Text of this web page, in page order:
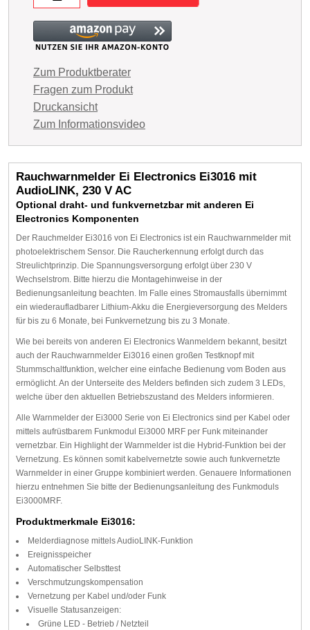
Zum Produktberater
Fragen zum Produkt
Druckansicht
Zum Informationsvideo
Rauchwarnmelder Ei Electronics Ei3016 mit
AudioLINK, 230 V AC
Optional draht- und funkvernetzbar mit anderen Ei
Electronics Komponenten
Der Rauchmelder Ei3016 von Ei Electronics ist ein Rauchwarnmelder mit
photoelektrischem Sensor. Die Raucherkennung erfolgt durch das
Streulichtprinzip. Die Spannungsversorgung erfolgt über 230 V
Wechselstrom. Bitte hierzu die Montagehinweise in der
Bedienungsanleitung beachten. Im Falle eines Stromausfalls übernimmt
ein wiederaufladbarer Lithium-Akku die Energieversorgung des Melders
für bis zu 6 Monate, bei Funkvernetzung bis zu 3 Monate.
Wie bei bereits von anderen Ei Electronics Wanmeldern bekannt, besitzt
auch der Rauchwarnmelder Ei3016 einen großen Testknopf mit
Stummschaltfunktion, welcher eine einfache Bedienung vom Boden aus
ermöglicht. An der Unterseite des Melders befinden sich zudem 3 LEDs,
welche über den aktuellen Betriebszustand des Melders informieren.
Alle Warnmelder der Ei3000 Serie von Ei Electronics sind per Kabel oder
mittels aufrüstbarem Funkmodul Ei3000 MRF per Funk miteinander
vernetzbar. Ein Highlight der Warnmelder ist die Hybrid-Funktion bei der
Vernetzung. Es können somit kabelvernetzte sowie auch funkvernetzte
Warnmelder in einer Gruppe kombiniert werden. Genauere Informationen
hierzu entnehmen Sie bitte der Bedienungsanleitung des Funkmoduls
Ei3000MRF.
Produktmerkmale Ei3016:
Melderdiagnose mittels AudioLINK-Funktion
Ereignisspeicher
Automatischer Selbsttest
Verschmutzungskompensation
Vernetzung per Kabel und/oder Funk
Visuelle Statusanzeigen:
Grüne LED - Betrieb / Netzteil